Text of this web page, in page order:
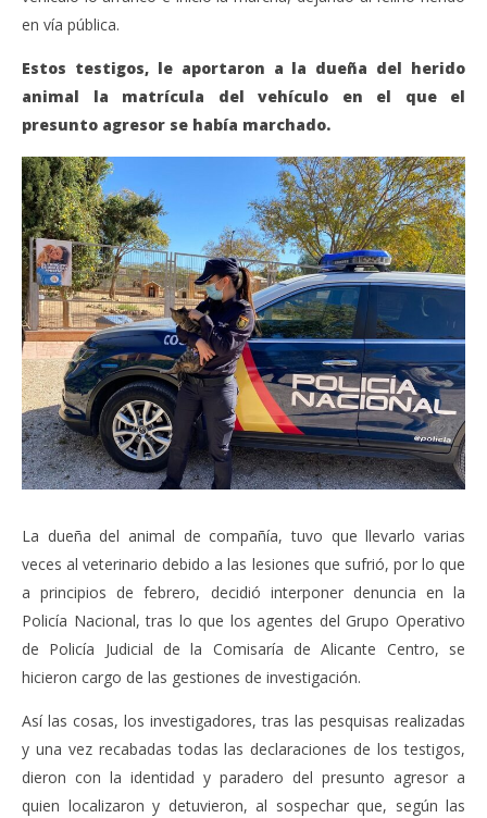
en vía pública.
Estos testigos, le aportaron a la dueña del herido
animal la matrícula del vehículo en el que el
presunto agresor se había marchado.
La dueña del animal de compañía, tuvo que llevarlo varias
veces al veterinario debido a las lesiones que sufrió, por lo que
a principios de febrero, decidió interponer denuncia en la
Policía Nacional, tras lo que los agentes del Grupo Operativo
de Policía Judicial de la Comisaría de Alicante Centro, se
hicieron cargo de las gestiones de investigación.
Así las cosas, los investigadores, tras las pesquisas realizadas
y una vez recabadas todas las declaraciones de los testigos,
dieron con la identidad y paradero del presunto agresor a
quien localizaron y detuvieron, al sospechar que, según las